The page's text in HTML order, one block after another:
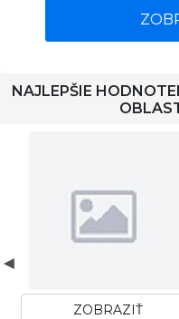
NAJLEPŠIE
ZOBRAZIŤ